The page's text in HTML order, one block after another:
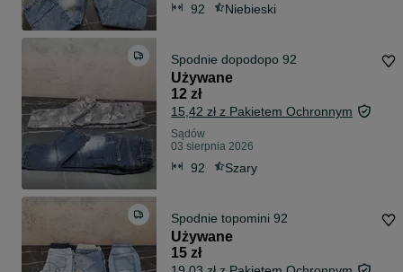
92 Niebieski
Spodnie dopodopo 92
Używane
12 zł
15,42 zł z Pakietem Ochronnym
Sądów
03 sierpnia 2026
92 Szary
Spodnie topomini 92
Używane
15 zł